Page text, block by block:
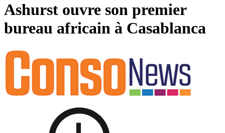
Ashurst ouvre son premier
bureau africain à Casablanca